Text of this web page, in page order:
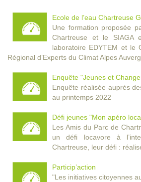
Ecole de l’eau Chartreuse
Une formation proposée
Chartreuse et le SIAGA
laboratoire EDYTEM et le
Régional d’Experts du Climat Alpes
Enquête "Jeunes et
Enquête réalisée auprès
au printemps 2022
Défi jeunes "Mon apéro
Les Amis du Parc de
un défi locavore à
Chartreuse, leur défi :
Particip’action
"Les initiatives citoyennes